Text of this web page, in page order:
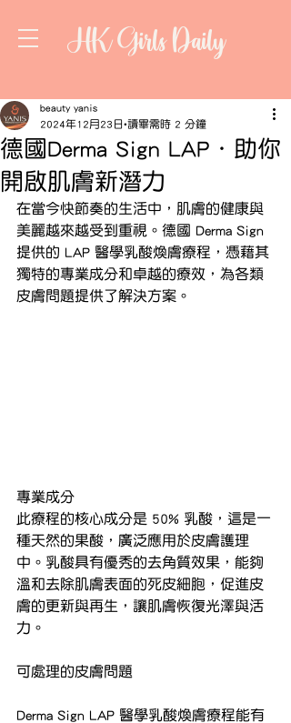
HK Girls Daily
德國Derma Sign LAP．助你
開啟肌膚新潛力
beauty yanis
2024年12月23日 讀畢需時 2 分鐘
在當今快節奏的生活中，肌膚的健康與
美麗越來越受到重視。德國 Derma Sign
提供的 LAP 醫學乳酸煥膚療程，憑藉其
獨特的專業成分和卓越的療效，為各類
皮膚問題提供了解決方案。
專業成分
此療程的核心成分是 50% 乳酸，這是一
種天然的果酸，廣泛應用於皮膚護理
中。乳酸具有優秀的去角質效果，能夠
溫和去除肌膚表面的死皮細胞，促進皮
膚的更新與再生，讓肌膚恢復光澤與活
力。
可處理的皮膚問題
Derma Sign LAP 醫學乳酸煥膚療程能有